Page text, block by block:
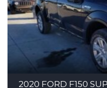
2020 FORD F150